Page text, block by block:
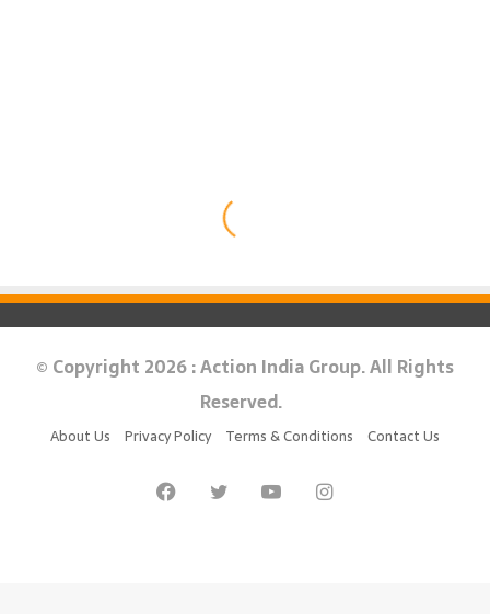
© Copyright 2026 : Action India Group. All Rights
Reserved.
About Us Privacy Policy Terms & Conditions Contact Us
FacebookTwitter YouTubeInstagram